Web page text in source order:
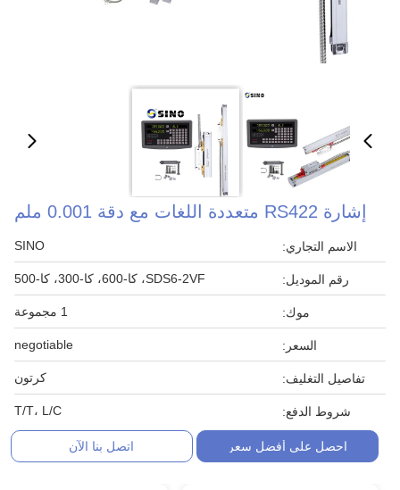
إشارة RS422 متعددة اللغات مع دقة 0.001 ملم
الاسم التجاري: SINO
رقم الموديل: SDS6-2VF، كا-600، كا-300، كا-500
موك: 1 مجموعة
السعر: negotiable
تفاصيل التغليف: كرتون
شروط الدفع: T/T، L/C
احصل على أفضل سعر اتصل بنا الآن